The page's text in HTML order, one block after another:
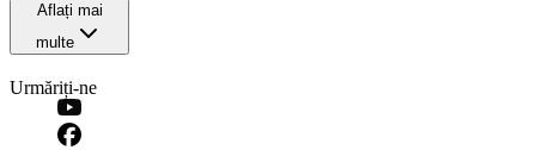
Aflați mai
multe
Urmăriți-ne